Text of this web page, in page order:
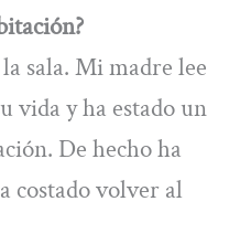
sala. Mi madre lee
vida y ha estado un
De hecho ha
costado volver al